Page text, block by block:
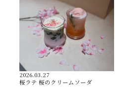
2026.03.27
桜ラテ 桜のクリームソーダ